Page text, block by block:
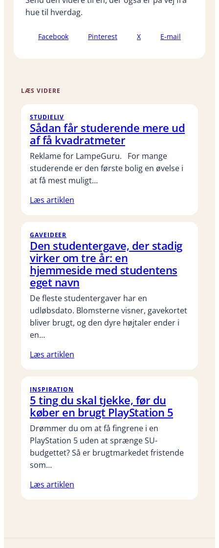
hue til hverdag.
Facebook Pinterest X E-mail
LÆS VIDERE
STUDIELIV
Sådan får studerende mere ud
af få kvadratmeter
Reklame for LampeGuru. For mange
studerende er den første bolig en øvelse i
at få mest muligt…
Læs artiklen
GAVEIDEER
Den studentergave, der stadig
virker om tre år: en
hjemmeside med studentens
eget navn
De fleste studentergaver har en
udløbsdato. Blomsterne visner, gavekortet
bliver brugt, og den dyre højtaler ender i
en…
Læs artiklen
INSPIRATION
5 ting du skal tjekke, før du
køber en brugt PlayStation 5
Drømmer du om at få fingrene i en
PlayStation 5 uden at sprænge SU-
budgettet? Så er brugtmarkedet fristende
som…
Læs artiklen